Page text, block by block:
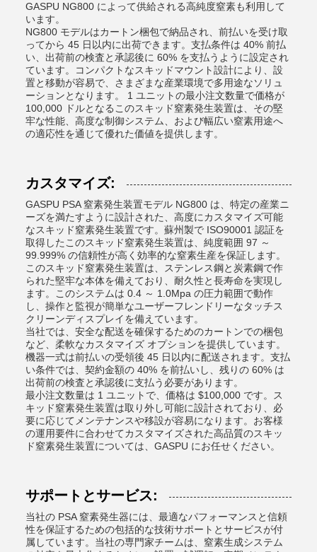
GASPU NG800 によって供給される高純度窒素も利用して
います。
NG800 モデルはカートン梱包で納品され、前払いを受け取
ってから 45 日以内に出荷できます。支払条件は 40% 前払
い、出荷前の検査と承認後に 60% を支払うように設定され
ています。コンパクトなスキッドマウント設計により、設
置と移動が容易で、さまざまな産業環境で多用途なソリュ
ーションとなります。 1 ユニットの最小注文数量で価格が
100,000 ドルとなるこのスキッド窒素発生装置は、その堅
牢な性能、高度な制御システム、および幅広い窒素用途へ
の適応性を通じて優れた価値を提供します。
カスタマイズ:
GASPU PSA 窒素発生装置モデル NG800 は、特定の産業ニ
ーズを満たすように設計された、高度にカスタマイズ可能
なスキッド窒素発生装置です。蘇州製で ISO90001 認証を
取得したこのスキッド窒素発生装置は、純度範囲 97 ～
99.999% の信頼性が高く効率的な窒素生産を保証します。
このスキッド窒素発生装置は、ステンレス鋼と炭素鋼で作
られた堅牢な本体を備えており、耐久性と長寿命を実現し
ます。このシステムは 0.4 ～ 1.0Mpa の圧力範囲で動作
し、操作と監視が簡単なユーザーフレンドリーなタッチス
クリーンディスプレイを備えています。
当社では、安全な配送を確保するためのカートンでの梱包
など、柔軟なカスタマイズ オプションを提供しています。
機器一式は前払いの受領後 45 日以内に配送されます。支払
い条件では、契約金額の 40% を前払いし、残りの 60% は
出荷前の検査と承認後に支払う必要があります。
最小注文数量は 1 ユニットで、価格は $100,000 です。ス
キッド窒素発生装置は取り外し可能に設計されており、必
要に応じてメンテナンスや移設が容易になります。お客様
の運用要件に合わせてカスタマイズされた高品質のスキッ
ド窒素発生装置については、GASPU にお任せください。
サポートとサービス:
当社の PSA 窒素発生器には、最適なパフォーマンスと信頼
性を保証するための包括的な技術サポートとサービスが付
属しています。当社の専門家チームは、窒素生成システム